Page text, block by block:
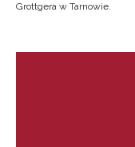
Grottgera w Tarnowie.